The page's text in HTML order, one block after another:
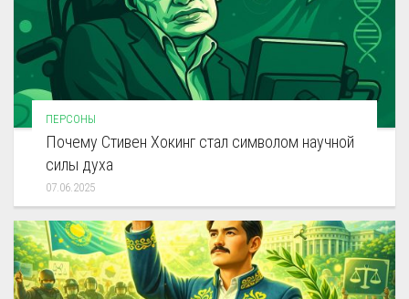
ПЕРСОНЫ
Почему Стивен Хокинг стал символом научной
силы духа
07.06.2025